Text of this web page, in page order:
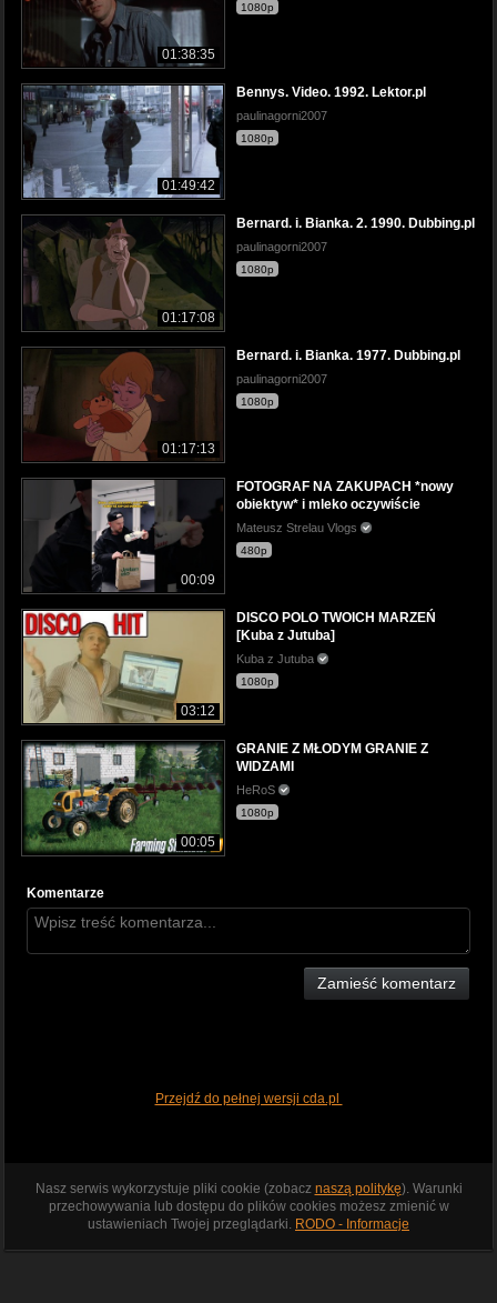
01:38:35
1080p
01:49:42
Bennys. Video. 1992. Lektor.pl
paulinagorni2007
1080p
01:17:08
Bernard. i. Bianka. 2. 1990. Dubbing.pl
paulinagorni2007
1080p
01:17:13
Bernard. i. Bianka. 1977. Dubbing.pl
paulinagorni2007
1080p
00:09
FOTOGRAF NA ZAKUPACH *nowy
obiektyw* i mleko oczywiście
Mateusz Strelau Vlogs
480p
03:12
DISCO POLO TWOICH MARZEŃ
[Kuba z Jutuba]
Kuba z Jutuba
1080p
00:05
GRANIE Z MŁODYM GRANIE Z
WIDZAMI
HeRoS
1080p
Komentarze
Zamieść komentarz
Przejdź do pełnej wersji cda.pl
Nasz serwis wykorzystuje pliki cookie (zobacz naszą politykę). Warunki
przechowywania lub dostępu do plików cookies możesz zmienić w
ustawieniach Twojej przeglądarki. RODO - Informacje